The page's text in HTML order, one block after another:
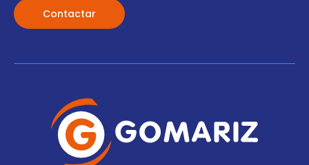
Contactar